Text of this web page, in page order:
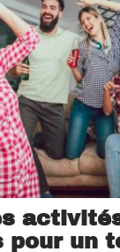
pour un